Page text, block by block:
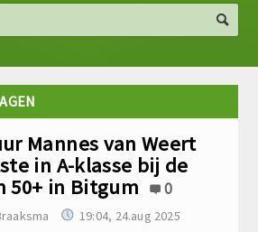
Mannes van Weert
in A-klasse bij de
50+ in Bitgum
0
19:04, 24.aug 2025